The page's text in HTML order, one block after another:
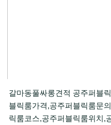
갈마동풀싸롱견적 공주퍼블
블릭룸가격,공주퍼블릭룸문
릭룸코스,공주퍼블릭룸위치,